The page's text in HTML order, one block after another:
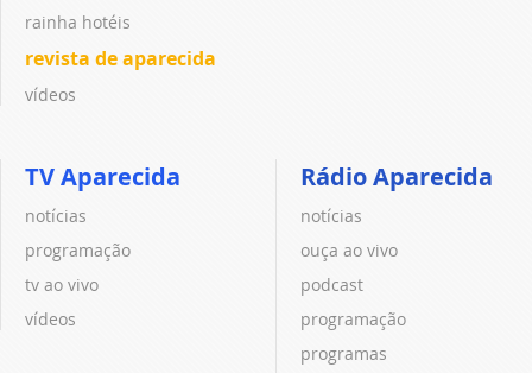
rainha hotéis
revista de aparecida
vídeos
TV Aparecida
notícias
programação
tv ao vivo
vídeos
Rádio Aparecida
notícias
ouça ao vivo
podcast
programação
programas